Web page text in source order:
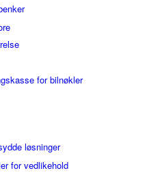
for bilnøkler
løsninger
for vedlikehold